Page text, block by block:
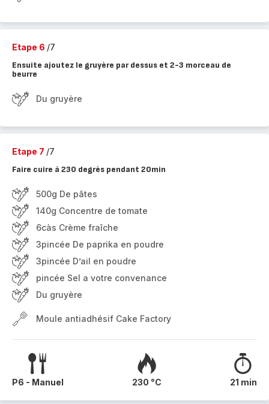
Etape 6 /7
Ensuite ajoutez le gruyère par dessus et 2-3 morceau de
beurre
Du gruyère
Etape 7 /7
Faire cuire à 230 degrés pendant 20min
500g De pâtes
140g Concentre de tomate
6càs Crème fraîche
3pincée De paprika en poudre
3pincée D’ail en poudre
pincée Sel a votre convenance
Du gruyère
Moule antiadhésif Cake Factory
P6 - Manuel 230 °C 21 min